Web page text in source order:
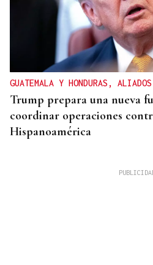
GUATEMALA Y HONDURAS, ALIADOS
Trump prepara una nueva
coordinar operaciones
Hispanoamérica